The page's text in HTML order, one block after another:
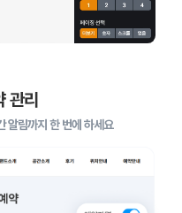
관리
알림까지 한 번에 하세요
셀러스,